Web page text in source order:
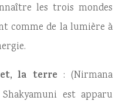
les trois mondes
comme de la lumière à
la terre : (Nirmana
est apparu